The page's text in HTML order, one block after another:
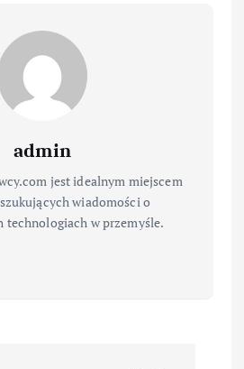
admin
jest idealnym miejscem
wiadomości o
technologiach w przemyśle.